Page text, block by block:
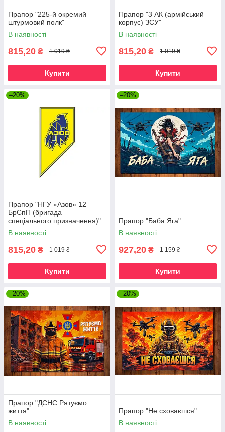
Прапор "225-й окремий
штурмовий полк"
В наявності
815,20 ₴ 1 019 ₴
Купити
Прапор "3 АК (армійський
корпус) ЗСУ"
В наявності
815,20 ₴ 1 019 ₴
Купити
–20%
Прапор "НГУ «Азов» 12
БрСпП (бригада
спеціального призначення)"
В наявності
815,20 ₴ 1 019 ₴
Купити
–20%
Прапор "Баба Яга"
В наявності
927,20 ₴ 1 159 ₴
Купити
–20%
Прапор "ДСНС Рятуємо
життя"
В наявності
–20%
Прапор "Не сховаєшся"
В наявності